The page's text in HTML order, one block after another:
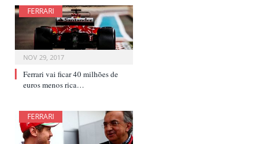
FERRARI
NOV 29, 2017
Ferrari vai ficar 40 milhões de
euros menos rica…
FERRARI